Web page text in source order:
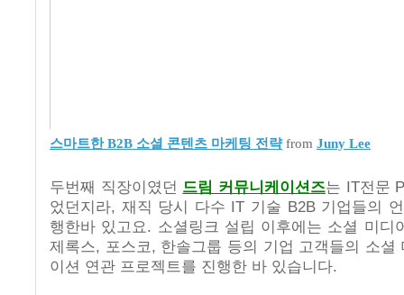
스마트한 B2B 소셜 콘텐츠 마케팅 전략 from Juny Lee
두번째 직장이였던 드림 커뮤니케이션즈는 IT전문
었던지라, 재직 당시 다수 IT 기술 B2B 기업들의
행한바 있고요. 소셜링크 설립 이후에는 소셜 미디
제록스, 포스코, 한솔그룹 등의 기업 고객들의 소셜
이션 연관 프로젝트를 진행한 바 있습니다.